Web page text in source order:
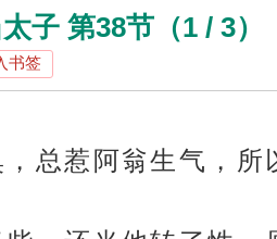
子 第38节（1 / 3）
书签
总惹阿翁生气，所